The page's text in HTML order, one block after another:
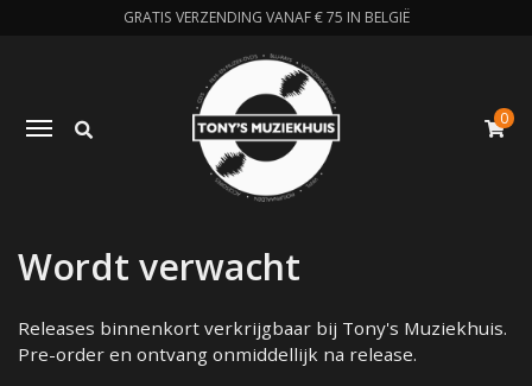
GRATIS VERZENDING VANAF € 75 IN BELGIË
Toggle navigation 0
Wordt verwacht
Releases binnenkort verkrijgbaar bij Tony's Muziekhuis.
Pre-order en ontvang onmiddellijk na release.